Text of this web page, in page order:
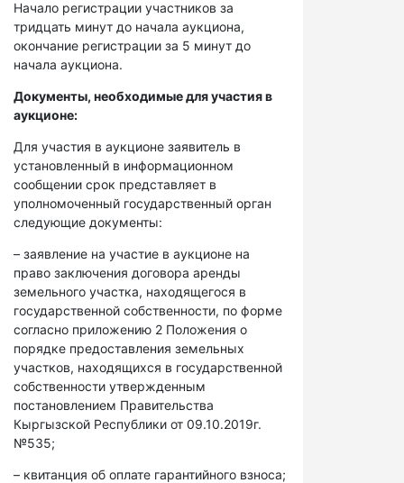
Начало регистрации участников за
тридцать минут до начала аукциона,
окончание регистрации за 5 минут до
начала аукциона.
Документы, необходимые для участия в
аукционе:
Для участия в аукционе заявитель в
установленный в информационном
сообщении срок представляет в
уполномоченный государственный орган
следующие документы:
– заявление на участие в аукционе на
право заключения договора аренды
земельного участка, находящегося в
государственной собственности, по форме
согласно приложению 2 Положения о
порядке предоставления земельных
участков, находящихся в государственной
собственности утвержденным
постановлением Правительства
Кыргызской Республики от 09.10.2019г.
№535;
– квитанция об оплате гарантийного взноса;